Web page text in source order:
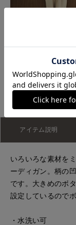
アイテム説明
いろいろな素材を
ーディガン。柄の
です。大きめのボ
設定しているので
・水洗い可